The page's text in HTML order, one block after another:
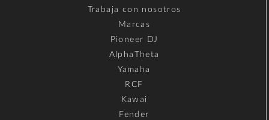
Trabaja con nosotros
Marcas
Pioneer DJ
AlphaTheta
Yamaha
RCF
Kawai
Fender